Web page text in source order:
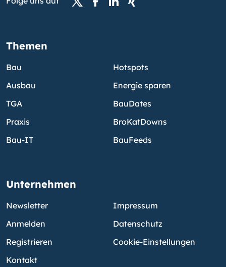
Themen
Bau
Ausbau
TGA
Praxis
Bau-IT
Hotspots
Energie sparen
BauDates
BroKatDowns
BauFeeds
Unternehmen
Newsletter
Anmelden
Registrieren
Kontakt
Impressum
Datenschutz
Cookie-Einstellungen